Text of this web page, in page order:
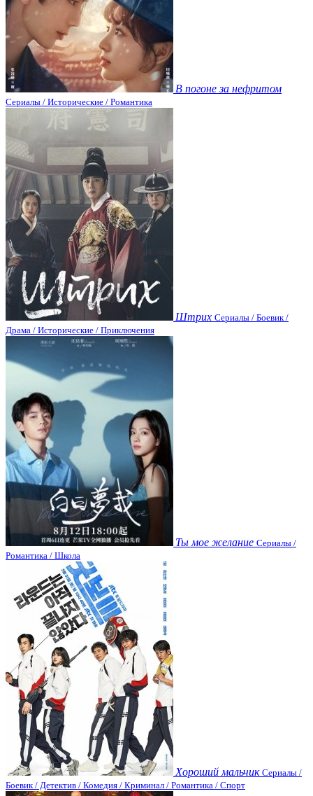
В погоне за нефритом
Сериалы / Исторические / Романтика
Штрих Сериалы / Боевик /
Драма / Исторические / Приключения
Ты мое желание Сериалы /
Романтика / Школа
Хороший мальчик Сериалы /
Боевик / Детектив / Комедия / Криминал / Романтика / Спорт